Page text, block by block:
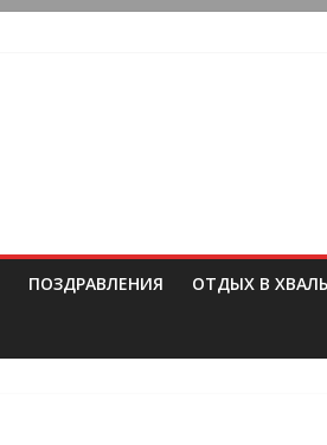
ПОЗДРАВЛЕНИЯ ОТДЫХ В